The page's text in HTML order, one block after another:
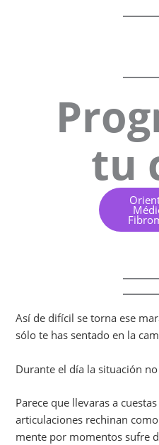
tu
Así de difícil se torna ese
sólo te has sentado en la
Durante el día la situación
Parece que llevaras a
articulaciones rechinan
mente por momentos sufre